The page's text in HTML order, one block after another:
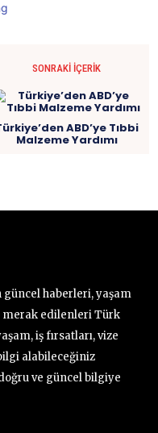
SONRAKI İÇERIK
ABD’ye Tıbbi
Malzeme Yardımı
haberleri, yaşam
edilenleri Türk
iş fırsatları, vize
alabileceğiniz
ve güncel bilgiye